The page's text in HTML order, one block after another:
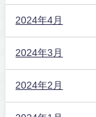
2024年4月
2024年3月
2024年2月